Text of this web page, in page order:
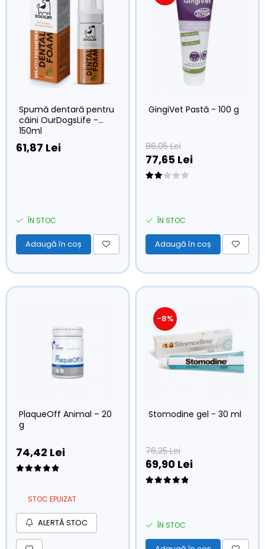
Spumă dentară pentru
câini OurDogsLife -
150ml
61,87 Lei
ÎN STOC
Adaugă în coș
GingiVet Pastă - 100 g
86,05 Lei
77,65 Lei
ÎN STOC
Adaugă în coș
PlaqueOff Animal – 20
g
74,42 Lei
STOC EPUIZAT
ALERTĂ STOC
-8%
Stomodine gel - 30 ml
76,25 Lei
69,90 Lei
ÎN STOC